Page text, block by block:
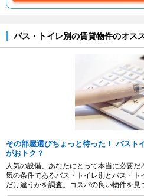
バス・トイレ別の賃貸物件のオス
その部屋選びちょっと待った！ バスト
がおトク？
人気の設備、あなたにとって本当に必要だ
気の条件であるバス・トイレ別とバス・
だけ違うかを調査。コスパの良い物件を見